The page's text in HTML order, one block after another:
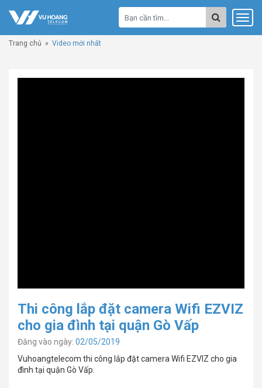
Trang chủ » Video mới nhất
Thi công lắp đặt camera Wifi EZVIZ
cho gia đình tại quận Gò Vấp
Đăng vào ngày: 02/05/2019
Vuhoangtelecom thi công lắp đặt camera Wifi EZVIZ cho gia
đình tại quận Gò Vấp.